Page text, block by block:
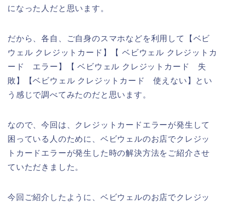
になった人だと思います。
だから、各自、ご自身のスマホなどを利用して【ベビ
ウェル クレジットカード】【 ベビウェル クレジットカ
ード エラー】【 ベビウェル クレジットカード 失
敗】【ベビウェル クレジットカード 使えない】とい
う感じで調べてみたのだと思います。
なので、今回は、クレジットカードエラーが発生して
困っている人のために、ベビウェルのお店でクレジッ
トカードエラーが発生した時の解決方法をご紹介させ
ていただきました。
今回ご紹介したように、ベビウェルのお店でクレジッ